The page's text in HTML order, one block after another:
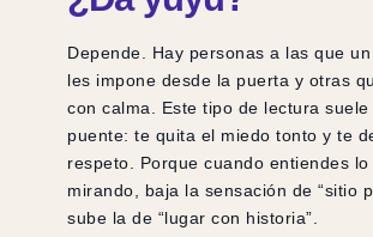
Depende. Hay personas a las que
les impone desde la puerta y otras
con calma. Este tipo de lectura
puente: te quita el miedo tonto y te
respeto. Porque cuando entiendes
mirando, baja la sensación de “sitio
sube la de “lugar con historia”.